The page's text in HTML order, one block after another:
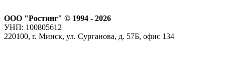
ООО "Ростинг" © 1994 - 2026
УНП: 100805612
220100, г. Минск, ул. Сурганова, д. 57Б, офис 134